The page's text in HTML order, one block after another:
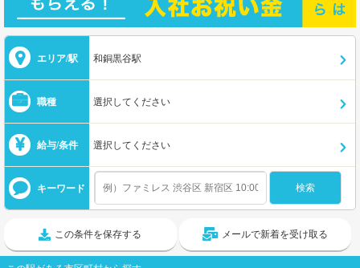
エリア/駅 和銅黒谷駅
職種 選択してください
給与/条件 選択してください
キーワード
この条件を保存する メールで新着を受け取る